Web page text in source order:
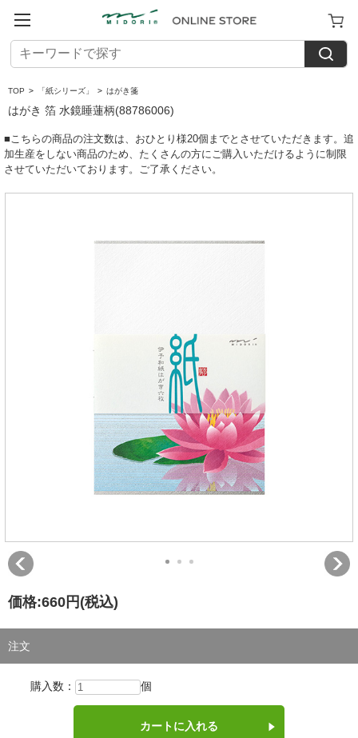
TOP > 「紙シリーズ」 > はがき箋
はがき 箔 水鏡睡蓮柄(88786006)
■こちらの商品の注文数は、おひとり様20個までとさせていただきます。追
加生産をしない商品のため、たくさんの方にご購入いただけるように制限
させていただいております。ご了承ください。
価格:660円 (税込)
注文
購入数： 個